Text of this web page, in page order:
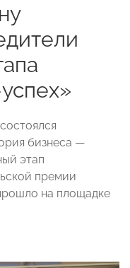
бизнеса —
этап
премии
на площадке